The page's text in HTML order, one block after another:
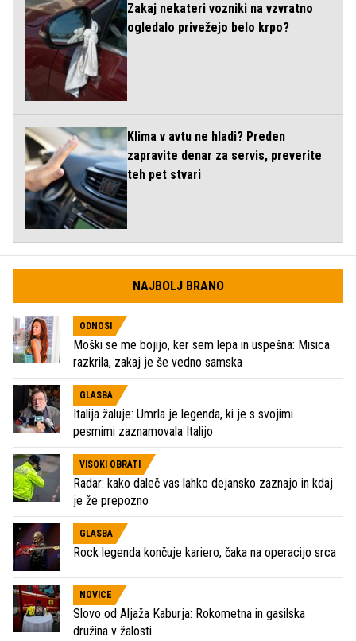
Zakaj nekateri vozniki na vzvratno
ogledalo privežejo belo krpo?
Klima v avtu ne hladi? Preden
zapravite denar za servis, preverite
teh pet stvari
NAJBOLJ BRANO
ODNOSI
Moški se me bojijo, ker sem lepa in uspešna: Misica
razkrila, zakaj je še vedno samska
GLASBA
Italija žaluje: Umrla je legenda, ki je s svojimi
pesmimi zaznamovala Italijo
VISOKI OBRATI
Radar: kako daleč vas lahko dejansko zaznajo in kdaj
je že prepozno
GLASBA
Rock legenda končuje kariero, čaka na operacijo srca
NOVICE
Slovo od Aljaža Kaburja: Rokometna in gasilska
družina v žalosti